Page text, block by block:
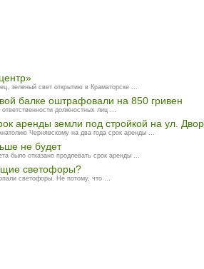
зеленый свет открытию в Краматорске ...
балке оштрафовали на 850 гривен
должностных лиц ...
аренды земли под стройкой на ул.
Чернявскому на два года срок аренды ...
не будет
было отказано продлевать срок аренды ...
светофоры?
светофоры. Не потому, что ...